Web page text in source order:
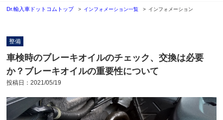
インフォメーション
加盟店募集
本部問い合わせ
Dr.輸入車ドットコムトップ インフォメーション一覧 インフォメーション
整備
車検時のブレーキオイルのチェック、交換は必要
か？ブレーキオイルの重要性について
投稿日：2021/05/19